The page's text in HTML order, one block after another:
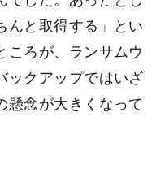
んと取得する」とい
ころが、ランサムウ
ックアップではいざ
懸念が大きくなって